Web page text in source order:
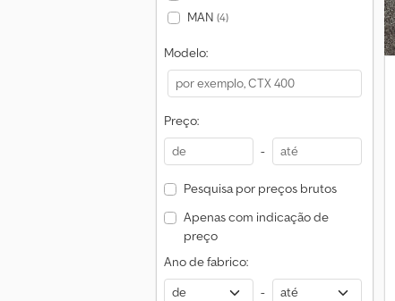
MAN (4)
Modelo:
Preço:
-
Pesquisa por preços brutos
Apenas com indicação de
preço
Ano de fabrico:
-